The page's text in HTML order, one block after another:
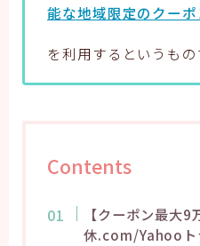
能な地域限定のクーポ
を利用するというもの
Contents
【クーポン最大9
休.com/Yahooト